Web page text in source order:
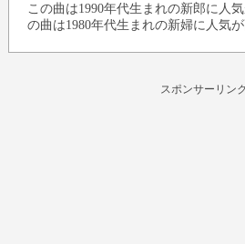
この曲は1990年代生まれの新郎に人
の曲は1980年代生まれの新婦に人気が
スポンサーリンク